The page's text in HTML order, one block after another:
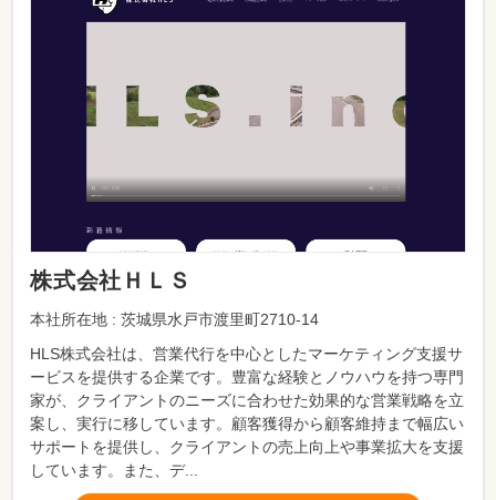
株式会社ＨＬＳ
本社所在地 : 茨城県水戸市渡里町2710-14
HLS株式会社は、営業代行を中心としたマーケティング支援サ
ービスを提供する企業です。豊富な経験とノウハウを持つ専門
家が、クライアントのニーズに合わせた効果的な営業戦略を立
案し、実行に移しています。顧客獲得から顧客維持まで幅広い
サポートを提供し、クライアントの売上向上や事業拡大を支援
しています。また、デ...